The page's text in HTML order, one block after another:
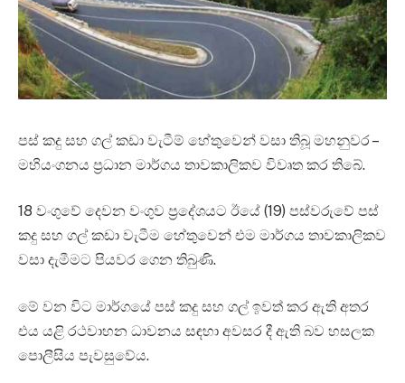
පස් කදු සහ ගල් කඩා වැටීම් හේතුවෙන් වසා තිබූ මහනුවර –
මහියංගනය ප්‍රධාන මාර්ගය තාවකාලිකව විවෘත කර තිබේ.
18 වංගුවේ දෙවන වංගුව ප්‍රදේශයට ඊයේ (19) පස්වරුවේ පස්
කදු සහ ගල් කඩා වැටීම හේතුවෙන් එම මාර්ගය තාවකාලිකව
වසා දැමීමට පියවර ගෙන තිබුණි.
මේ වන විට මාර්ගයේ පස් කදු සහ ගල් ඉවත් කර ඇති අතර
එය යළි රථවාහන ධාවනය සඳහා අවසර දී ඇති බව හසලක
පොලීසිය පැවසුවේය.